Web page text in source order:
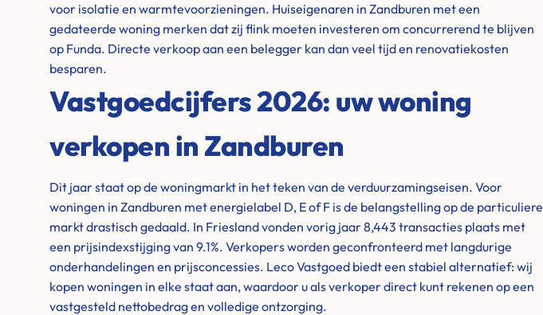
voor isolatie en warmtevoorzieningen. Huiseigenaren in Zandburen met een
gedateerde woning merken dat zij flink moeten investeren om concurrerend te blijven
op Funda. Directe verkoop aan een belegger kan dan veel tijd en renovatiekosten
besparen.
Vastgoedcijfers 2026: uw woning
verkopen in Zandburen
Dit jaar staat op de woningmarkt in het teken van de verduurzamingseisen. Voor
woningen in Zandburen met energielabel D, E of F is de belangstelling op de particuliere
markt drastisch gedaald. In Friesland vonden vorig jaar 8,443 transacties plaats met
een prijsindexstijging van 9.1%. Verkopers worden geconfronteerd met langdurige
onderhandelingen en prijsconcessies. Leco Vastgoed biedt een stabiel alternatief: wij
kopen woningen in elke staat aan, waardoor u als verkoper direct kunt rekenen op een
vastgesteld nettobedrag en volledige ontzorging.